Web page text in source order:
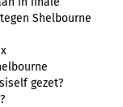
Shelbourne
gezet?